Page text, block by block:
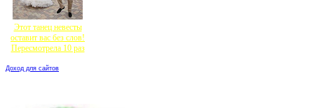
Этот танец невесты
оставит вас без слов!
Пересмотрела 10 раз
Доход для сайтов